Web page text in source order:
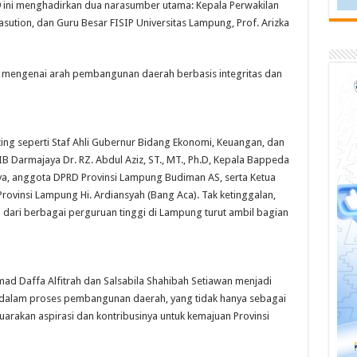
ini menghadirkan dua narasumber utama: Kepala Perwakilan
dan Guru Besar FISIP Universitas Lampung, Prof. Arizka
arah pembangunan daerah berbasis integritas dan
seperti Staf Ahli Gubernur Bidang Ekonomi, Keuangan, dan
Dr. RZ. Abdul Aziz, ST., MT., Ph.D, Kepala Bappeda
anggota DPRD Provinsi Lampung Budiman AS, serta Ketua
Lampung Hi. Ardiansyah (Bang Aca). Tak ketinggalan,
dari berbagai perguruan tinggi di Lampung turut ambil bagian
Daffa Alfitrah dan Salsabila Shahibah Setiawan menjadi
proses pembangunan daerah, yang tidak hanya sebagai
aspirasi dan kontribusinya untuk kemajuan Provinsi